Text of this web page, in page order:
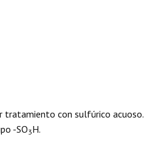
tratamiento con sulfúrico acuoso.
-SO3H.